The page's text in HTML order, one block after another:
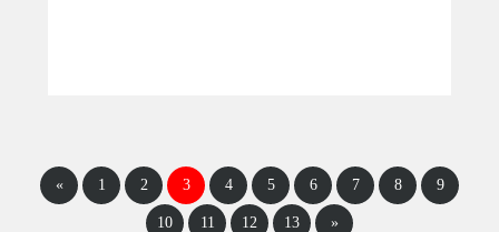
« 1 2 3 4 5 6 7 8 9
10 11 12 13 »